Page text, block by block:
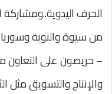
الحرف
من سيوة والنوبة
– حريصون على التعاون
والإنتاج والتسويق مثل